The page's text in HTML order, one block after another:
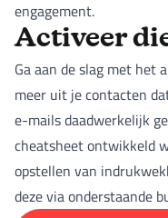
engagement.
Activeer
Ga aan de slag met het
meer uit je contacten
e-mails daadwerkelijk
cheatsheet ontwikkeld
opstellen van
deze via onderstaande